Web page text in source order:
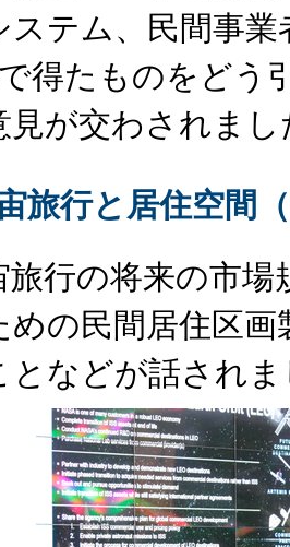
ステム、民間事
得たものをどう
見が交わされまし
旅行と居住空間
旅行の将来の市
めの民間居住区
となどが話され